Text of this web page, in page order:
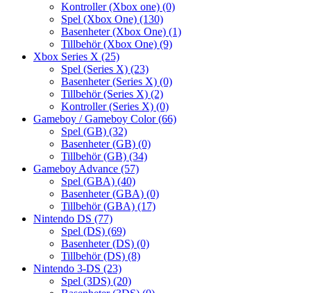
Kontroller (Xbox one) (0)
Spel (Xbox One) (130)
Basenheter (Xbox One) (1)
Tillbehör (Xbox One) (9)
Xbox Series X (25)
Spel (Series X) (23)
Basenheter (Series X) (0)
Tillbehör (Series X) (2)
Kontroller (Series X) (0)
Gameboy / Gameboy Color(66)
Spel (GB) (32)
Basenheter (GB) (0)
Tillbehör (GB) (34)
Gameboy Advance (57)
Spel (GBA) (40)
Basenheter (GBA) (0)
Tillbehör (GBA) (17)
Nintendo DS (77)
Spel (DS) (69)
Basenheter (DS) (0)
Tillbehör (DS) (8)
Nintendo 3-DS (23)
Spel (3DS) (20)